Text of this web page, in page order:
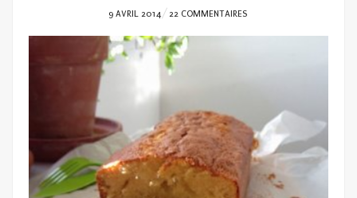
POSTED
ON
9 AVRIL 2014 22 COMMENTAIRES